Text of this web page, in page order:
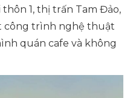
1, thị trấn Tam Đảo,
công trình nghệ thuật
quán cafe và không